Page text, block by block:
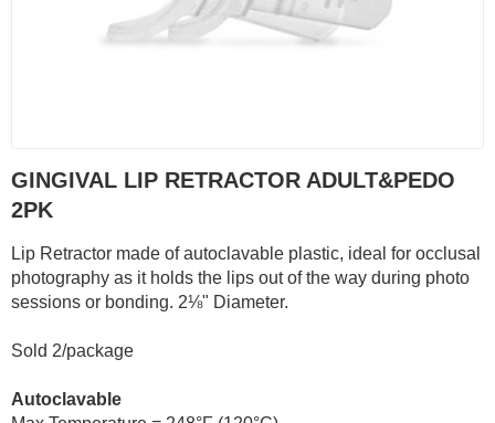
GINGIVAL LIP RETRACTOR ADULT&PEDO
2PK
Lip Retractor made of autoclavable plastic, ideal for occlusal
photography as it holds the lips out of the way during photo
sessions or bonding. 2⅛" Diameter.
Sold 2/package
Autoclavable